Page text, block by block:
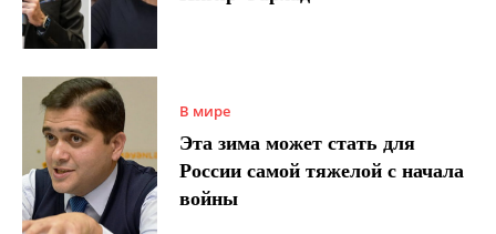
В мире
Эта зима может стать для
России самой тяжелой с начала
войны